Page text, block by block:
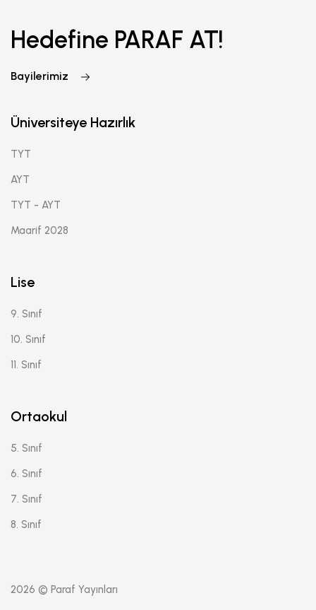
Hedefine PARAF AT!
Bayilerimiz
Üniversiteye Hazırlık
TYT
AYT
TYT - AYT
Maarif 2028
Lise
9. Sınıf
10. Sınıf
11. Sınıf
Ortaokul
5. Sınıf
6. Sınıf
7. Sınıf
8. Sınıf
2026 © Paraf Yayınları